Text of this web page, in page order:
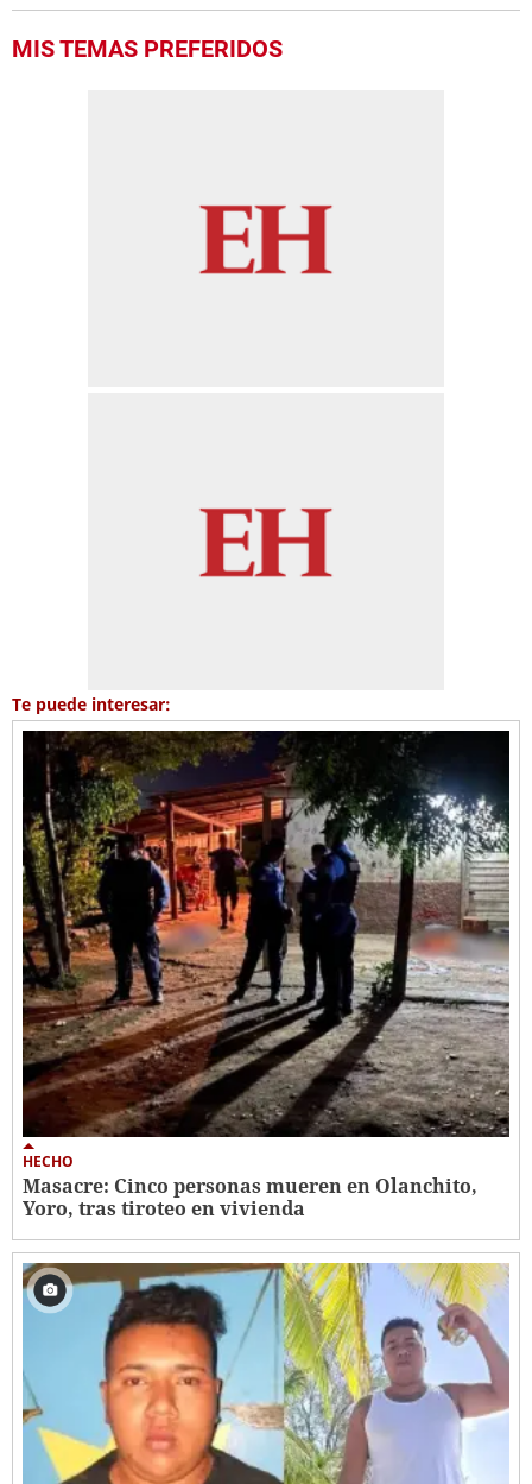
MIS TEMAS PREFERIDOS
Te puede interesar:
HECHO
Masacre: Cinco personas mueren en Olanchito,
Yoro, tras tiroteo en vivienda